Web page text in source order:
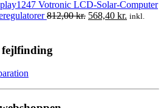
aktuelle
pris
Votronic LCD-Solar-Computer
812,00kr. Den
568,40 kr. Den
inkl.